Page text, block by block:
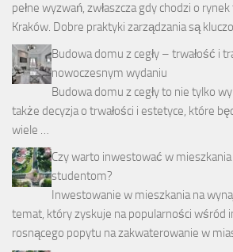
pełne wyzwań, zwłaszcza gdy chodzi o
Kraków. Dobre praktyki zarządzania są
Budowa domu z cegły – trwałość i
nowoczesnym wydaniu
Budowa domu z cegły to nie tylko
także decyzja o trwałości i estetyce, które
wiele …
Czy warto inwestować w
studentom?
Inwestowanie w mieszkania na
temat, który zyskuje na popularności wśród
rosnącego popytu na zakwaterowanie w